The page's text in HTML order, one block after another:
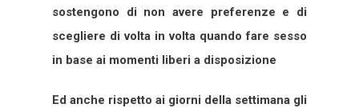
sostengono di non avere preferenze e di
scegliere di volta in volta quando fare sesso
in base ai momenti liberi a disposizione
Ed anche rispetto ai giorni della settimana gli